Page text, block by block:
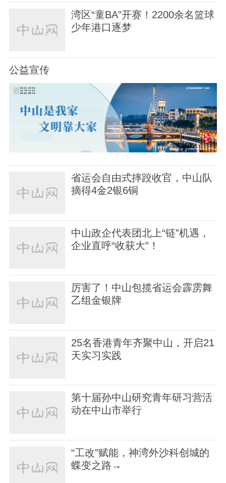
湾区“童BA”开赛！2200余名篮球
少年港口逐梦
公益宣传
省运会自由式摔跤收官，中山队
摘得4金2银6铜
中山政企代表团北上“链”机遇，
企业直呼“收获大”！
厉害了！中山包揽省运会霹雳舞
乙组金银牌
25名香港青年齐聚中山，开启21
天实习实践
第十届孙中山研究青年研习营活
动在中山市举行
“工改”赋能，神湾外沙科创城的
蝶变之路→